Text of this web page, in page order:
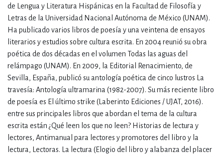
de Lengua y Literatura Hispánicas en la Facultad de Filosofía y
Letras de la Universidad Nacional Autónoma de México (UNAM).
Ha publicado varios libros de poesía y una veintena de ensayos
literarios y estudios sobre cultura escrita. En 2004 reunió su obra
poética de dos décadas en el volumen Todas las aguas del
relámpago (UNAM). En 2009, la Editorial Renacimiento, de
Sevilla, España, publicó su antología poética de cinco lustros La
travesía: Antología ultramarina (1982-2007). Su más reciente libro
de poesía es El último strike (Laberinto Ediciones / UJAT, 2016).
entre sus principales libros que abordan el tema de la cultura
escrita están ¿Qué leen los que no leen? Historias de lectura y
lectores, Antimanual para lectores y promotores del libro y la
lectura, Lectoras. La lectura (Elogio del libro y alabanza del placer